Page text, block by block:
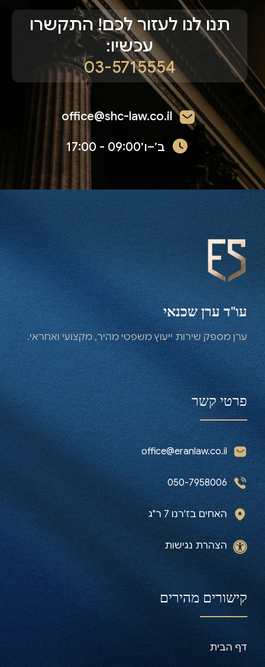
תנו לנו לעזור לכם! התקשרו
עכשיו:
03-5715554
office@shc-law.co.il
ב׳–ו׳09:00 - 17:00
עו"ד ערן שכנאי
ערן מספק שירות ייעוץ משפטי מהיר, מקצועי ואחראי.
פרטי קשר
office@eranlaw.co.il
050-7958006
האחים בז'רנו 7 ר"ג
הצהרת נגישות
קישורים מהירים
דף הבית